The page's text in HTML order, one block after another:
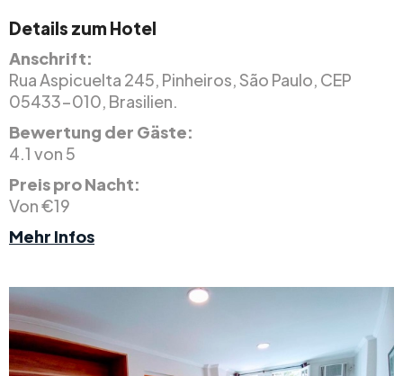
Details zum Hotel
Anschrift:
Rua Aspicuelta 245, Pinheiros, São Paulo, CEP
05433-010, Brasilien.
Bewertung der Gäste:
4.1 von 5
Preis pro Nacht:
Von €19
Mehr Infos